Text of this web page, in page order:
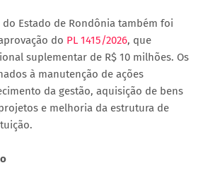
Estado de Rondônia também foi
do PL 1415/2026, que
suplementar de R$ 10 milhões. Os
à manutenção de ações
da gestão, aquisição de bens
e melhoria da estrutura de